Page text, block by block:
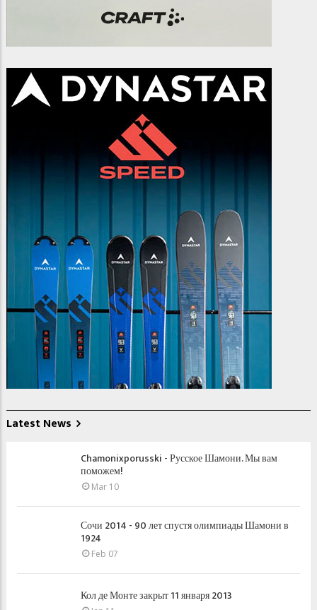
Latest News
Chamonixporusski - Русское Шамони. Мы вам
поможем!
Mar 10
Сочи 2014 - 90 лет спустя олимпиады Шамони в
1924
Feb 07
Кол де Монте закрыт 11 января 2013